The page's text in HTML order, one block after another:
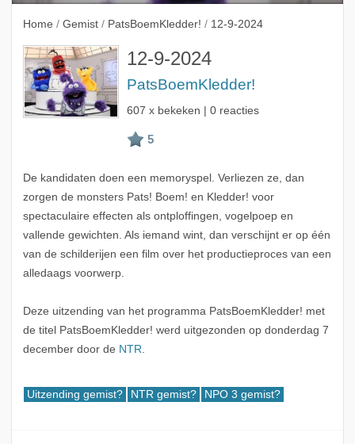
Home / Gemist / PatsBoemKledder! / 12-9-2024
12-9-2024
PatsBoemKledder!
607 x bekeken | 0 reacties
De kandidaten doen een memoryspel. Verliezen ze, dan
zorgen de monsters Pats! Boem! en Kledder! voor
spectaculaire effecten als ontploffingen, vogelpoep en
vallende gewichten. Als iemand wint, dan verschijnt er op één
van de schilderijen een film over het productieproces van een
alledaags voorwerp.
Deze uitzending van het programma PatsBoemKledder! met
de titel PatsBoemKledder! werd uitgezonden op donderdag 7
december door de NTR.
Uitzending gemist? NTR gemist? NPO 3 gemist?